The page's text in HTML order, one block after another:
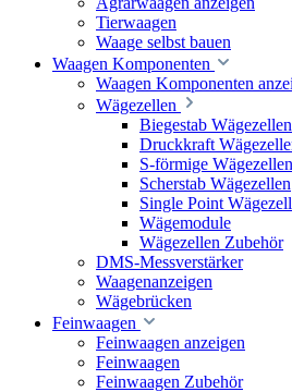
Tierwaagen
Waage selbst bauen
Waagen Komponenten
Waagen Komponenten
Wägezellen
Biegestab Wägezellen
Druckkraft
S-förmige Wägezellen
Scherstab Wägezellen
Single Point
Wägemodule
Wägezellen Zubehör
DMS-Messverstärker
Waagenanzeigen
Wägebrücken
Feinwaagen
Feinwaagen anzeigen
Feinwaagen
Feinwaagen Zubehör